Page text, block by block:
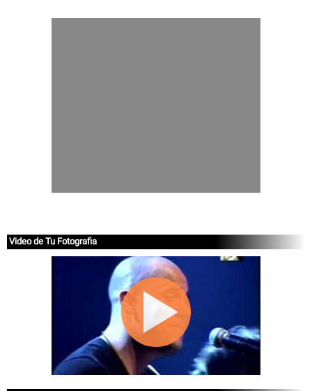
Video de Tu Fotografia